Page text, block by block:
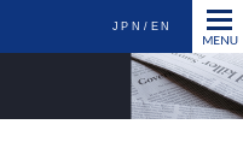
JPN EN